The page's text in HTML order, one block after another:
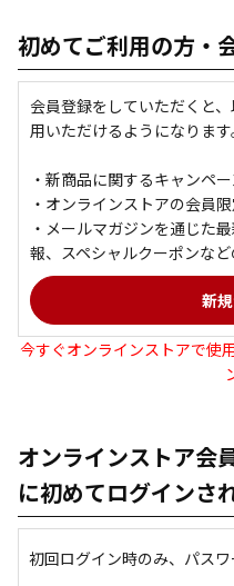
初めてご利用の方・
会員登録をしていただくと
用いただけるようになります
・新商品に関するキャンペ
・オンラインストアの会員
・メールマガジンを通じた
報、スペシャルクーポンな
今すぐオンラインストアで使
オンラインストア会
に初めてログインさ
初回ログイン時のみ、パスワ